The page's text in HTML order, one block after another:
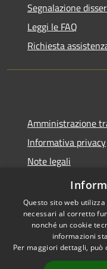
Segnalazione
Leggi le FAQ
Richiesta
Amministrazione
Informativa privacy
Note legali
Dichiarazione di
Accessibilità
Questo sito web
necessari al corretto
nonché un cookie
informazioni
Per maggiori dettagli, può